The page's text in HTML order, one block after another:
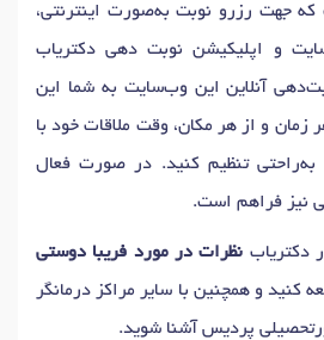
جهت رزرو نوبت به‌صورت اینترنتی،
و اپلیکیشن نوبت دهی دکتریاب
آنلاین این وب‌سایت به شما این
زمان و از هر مکان، وقت ملاقات خود با
تنظیم کنید. در صورت فعال
نیز فراهم است.
دکتریاب نظرات در مورد فریبا دوستی
کنید و همچنین با سایر مراکز درمانگر
پردیس آشنا شوید.